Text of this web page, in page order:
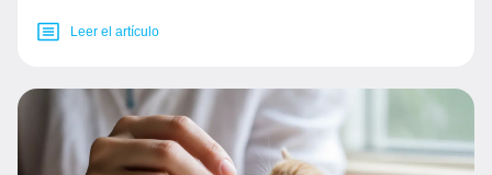
Leer el artículo